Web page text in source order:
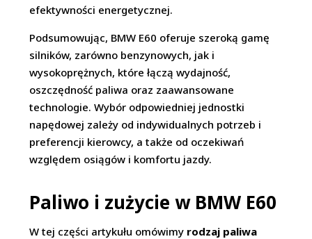
efektywności energetycznej.
Podsumowując, BMW E60 oferuje szeroką gamę
silników, zarówno benzynowych, jak i
wysokoprężnych, które łączą wydajność,
oszczędność paliwa oraz zaawansowane
technologie. Wybór odpowiedniej jednostki
napędowej zależy od indywidualnych potrzeb i
preferencji kierowcy, a także od oczekiwań
względem osiągów i komfortu jazdy.
Paliwo i zużycie w BMW E60
W tej części artykułu omówimy rodzaj paliwa